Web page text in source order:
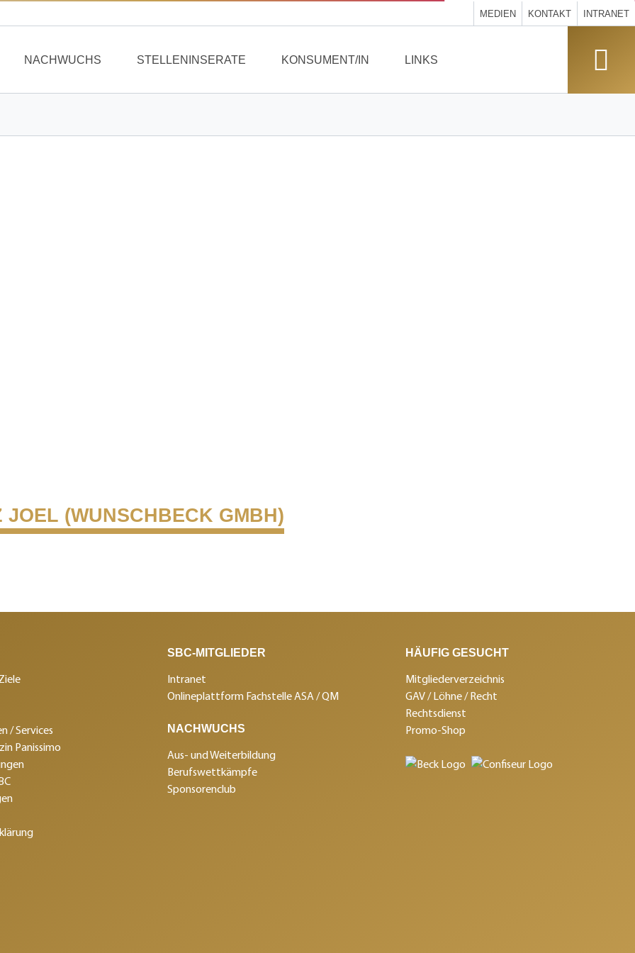
MEDIEN KONTAKT INTRANET
NACHWUCHS STELLENINSERATE KONSUMENT/IN LINKS
JOEL (WUNSCHBECK GMBH)
/ Services
Panissimo
SBC-MITGLIEDER
Intranet
Onlineplattform Fachstelle ASA / QM
NACHWUCHS
Aus- und Weiterbildung
Berufswettkämpfe
Sponsorenclub
HÄUFIG GESUCHT
Mitgliederverzeichnis
GAV / Löhne / Recht
Rechtsdienst
Promo-Shop